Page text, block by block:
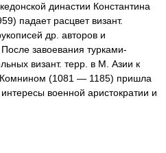
династии Константина
падает расцвет визант.
др. авторов и
завоевания турками-
визант. терр. в М. Азии к
Комнином (1081 — 1185) пришла
военной аристократии и